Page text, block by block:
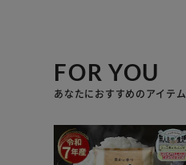
FOR YOU
あなたにおすすめのアイテム